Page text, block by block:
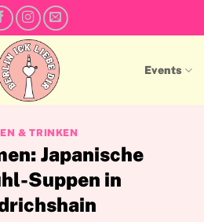
Events
& TRINKEN
Japanische
Suppen in